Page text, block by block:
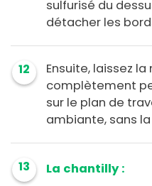
sulfurisé du
détacher les
12
Ensuite, laissez
complètement
sur le plan de
ambiante, sans
13
La chantilly :